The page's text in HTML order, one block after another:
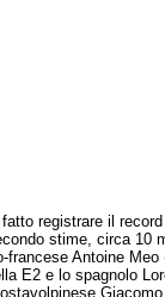
registrare il
stime, circa 10
francese Antoine
E2 e lo spagnolo